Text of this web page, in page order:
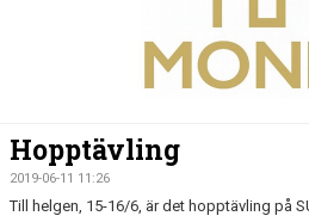
ANLÄGGNING
Hopptävling
2019-06-11 11:26
Till helgen, 15-16/6, är det hopptävling på